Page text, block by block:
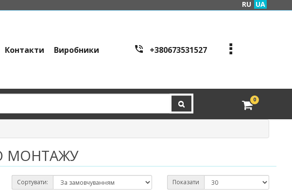
RU UA
Контакти Виробники
+380673531527
edveri.kyiv@gmail.com
Режим работы c
tre:
ка 2Б (вхід зі сторони в
б з 10:00 до 16:00
0
МОНТАЖУ
Сортувати: Показати